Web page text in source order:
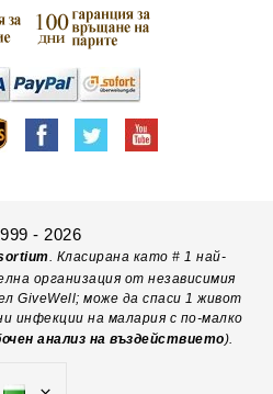
- 2026
. Класирана като # 1 най-
организация от независимия
GiveWell; може да спаси 1 живот
инфекции на малария с по-малко
анализ на въздействието).